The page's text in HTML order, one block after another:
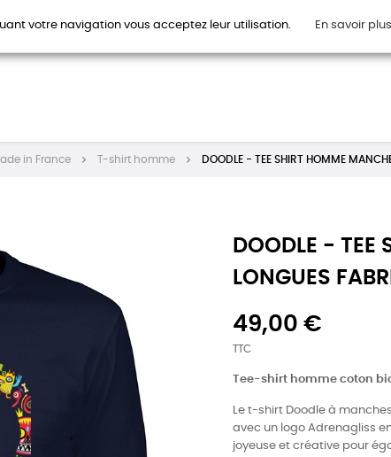
HOMMES FEMMES
in France T-shirt homme DOODLE - TEE SHIRT HOMME
DOODLE - TEE
LONGUES
49,00 €
TTC
Tee-shirt homme coton
Le t-shirt Doodle à
avec un logo Adrenagliss
joyeuse et créative pour
votre navigation vous acceptez leur utilisation. En savoir